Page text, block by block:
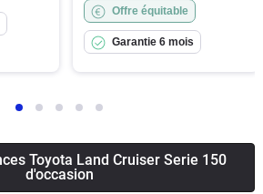
Offre équitable
Garantie 6 mois
Toyota Land Cruiser Serie 150
d'occasion